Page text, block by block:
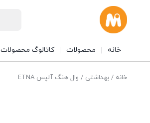
خانه محصولات کاتالوگ محصولات
خانه /بهداشتی / وال هنگ آلپس ETNA